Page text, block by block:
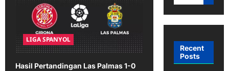
LIGA SPANYOL
Hasil Pertandingan Las Palmas 1-0
Recent
Posts